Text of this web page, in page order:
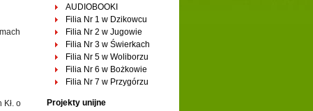
AUDIOBOOKI
Filia Nr 1 w Dzikowcu
Filia Nr 2 w Jugowie
Filia Nr 3 w Świerkach
Filia Nr 5 w Woliborzu
Filia Nr 6 w Bożkowie
Filia Nr 7 w Przygórzu
Projekty unijne
o